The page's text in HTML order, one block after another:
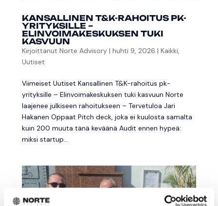
KANSALLINEN T&K-RAHOITUS PK-
YRITYKSILLE –
ELINVOIMAKESKUKSEN TUKI
KASVUUN
Kirjoittanut Norte Advisory| huhti 9, 2026 | Kaikki,
Uutiset
Viimeiset Uutiset Kansallinen T&K-rahoitus pk-
yrityksille – Elinvoimakeskuksen tuki kasvuun Norte
laajenee julkiseen rahoitukseen – Tervetuloa Jari
Hakanen Oppaat Pitch deck, joka ei kuulosta samalta
kuin 200 muuta tänä keväänä Audit ennen hypeä:
miksi startup...